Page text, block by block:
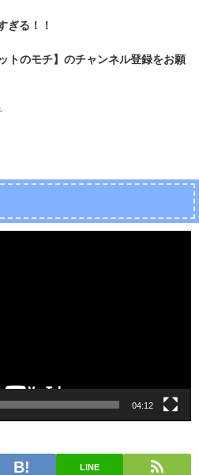
ぎる！！
トのモチ】のチャンネル登録をお願
04:12
LINE